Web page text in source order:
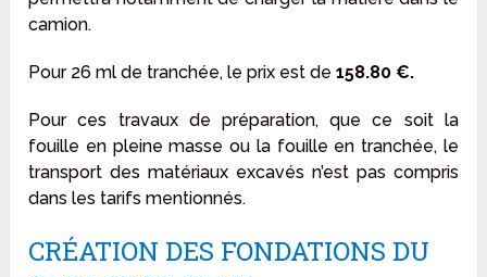
camion.
Pour 26 ml de tranchée, le prix est de158.80 €.
Pour ces travaux de préparation, que ce soit la
fouille en pleine masse ou la fouille en tranchée, le
transport des matériaux excavés n’est pas compris
dans les tarifs mentionnés.
CRÉATION DES FONDATIONS DU